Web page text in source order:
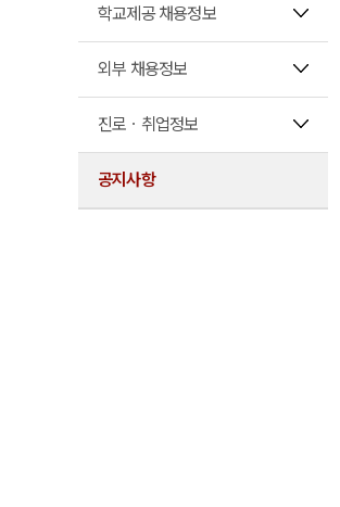
학교제공 채용정보
외부 채용정보
진로ㆍ취업정보
공지사항